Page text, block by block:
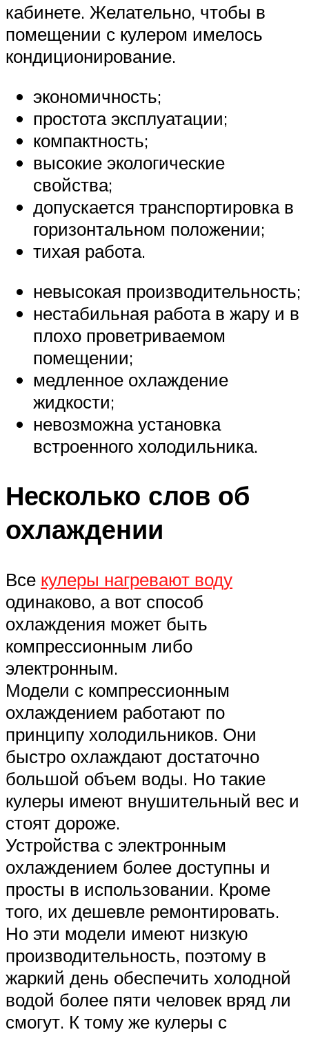
кабинете. Желательно, чтобы в
помещении с кулером имелось
кондиционирование.
экономичность;
простота эксплуатации;
компактность;
высокие экологические
свойства;
допускается транспортировка в
горизонтальном положении;
тихая работа.
невысокая производительность;
нестабильная работа в жару и в
плохо проветриваемом
помещении;
медленное охлаждение
жидкости;
невозможна установка
встроенного холодильника.
Несколько слов об
охлаждении
Все кулеры нагревают воду
одинаково, а вот способ
охлаждения может быть
компрессионным либо
электронным.
Модели с компрессионным
охлаждением работают по
принципу холодильников. Они
быстро охлаждают достаточно
большой объем воды. Но такие
кулеры имеют внушительный вес и
стоят дороже.
Устройства с электронным
охлаждением более доступны и
просты в использовании. Кроме
того, их дешевле ремонтировать.
Но эти модели имеют низкую
производительность, поэтому в
жаркий день обеспечить холодной
водой более пяти человек вряд ли
смогут. К тому же кулеры с